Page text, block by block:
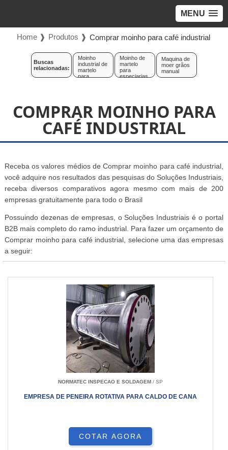
MENU
Home ❱ Produtos ❱ Comprar moinho para café industrial
Buscas
relacionadas:
Moinho
industrial de
martelo
para
Moinho de
martelo
para
especiarias
Maquina de
moer grãos
manual
COMPRAR MOINHO PARA
CAFÉ INDUSTRIAL
Receba os valores médios de Comprar moinho para café industrial,
você adquire nos resultados das pesquisas do Soluções Industriais,
receba diversos comparativos agora mesmo com mais de 200
empresas gratuitamente para todo o Brasil
Possuindo dezenas de empresas, o Soluções Industriais é o portal
B2B mais completo do ramo industrial. Para fazer um orçamento de
Comprar moinho para café industrial, selecione uma das empresas
a seguir:
NORMATEC INSPECAO E SOLDAGEM / SP
EMPRESA DE PENEIRA ROTATIVA PARA CALDO DE CANA
COTAR AGORA